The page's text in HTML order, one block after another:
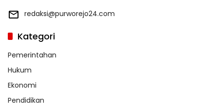
redaksi@purworejo24.com
Kategori
Pemerintahan
Hukum
Ekonomi
Pendidikan